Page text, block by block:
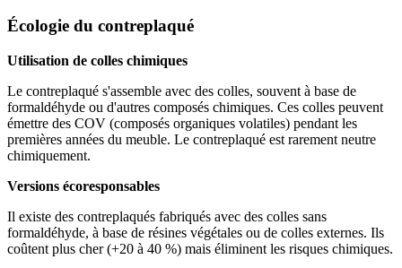
Écologie du contreplaqué
Utilisation de colles chimiques
Le contreplaqué s'assemble avec des colles, souvent à base de
formaldéhyde ou d'autres composés chimiques. Ces colles peuvent
émettre des COV (composés organiques volatiles) pendant les
premières années du meuble. Le contreplaqué est rarement neutre
chimiquement.
Versions écoresponsables
Il existe des contreplaqués fabriqués avec des colles sans
formaldéhyde, à base de résines végétales ou de colles externes. Ils
coûtent plus cher (+20 à 40 %) mais éliminent les risques chimiques.